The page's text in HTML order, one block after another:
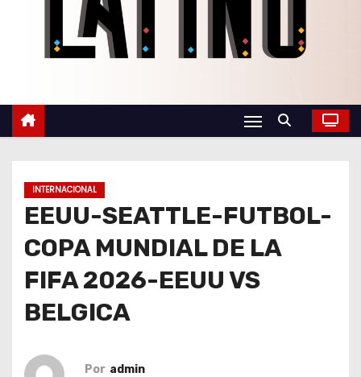
INTERNACIONAL
EEUU-SEATTLE-FUTBOL-
COPA MUNDIAL DE LA
FIFA 2026-EEUU VS
BELGICA
Por admin